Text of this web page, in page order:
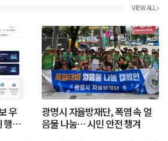
VIEW ALL
우
행정
광명시 자율방재단, 폭염 속 얼
음물 나눔… 시민 안전 챙겨